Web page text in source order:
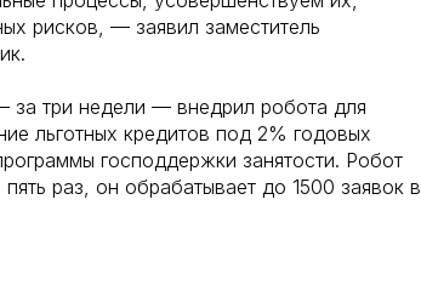
рисков, — заявил заместитель
три недели — внедрил робота для
льготных кредитов под 2% годовых
господдержки занятости. Робот
раз, он обрабатывает до 1500 заявок в